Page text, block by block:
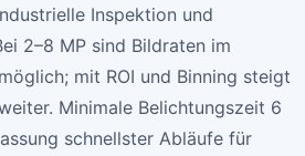
Inspektion und
2–8 MP sind Bildraten im
mit ROI und Binning steigt
Minimale Belichtungszeit 6
schnellster Abläufe für